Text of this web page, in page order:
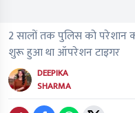
2 सालों तक पुलिस को परेशान
शुरू हुआ था ऑपरेशन टाइगर
DEEPIKA
SHARMA